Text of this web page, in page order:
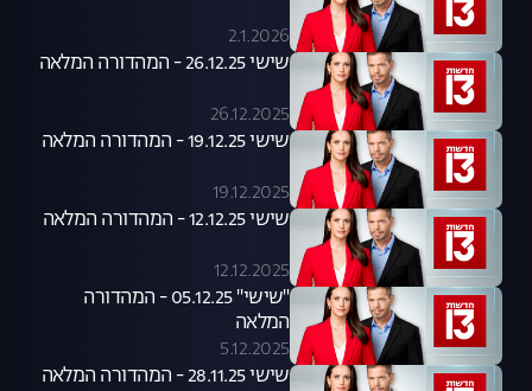
2.1.2026
שישי 26.12.25 - המהדורה המלאה
26.12.2025
שישי 19.12.25 - המהדורה המלאה
19.12.2025
שישי 12.12.25 - המהדורה המלאה
12.12.2025
"שישי" 05.12.25 - המהדורה
המלאה
5.12.2025
שישי 28.11.25 - המהדורה המלאה